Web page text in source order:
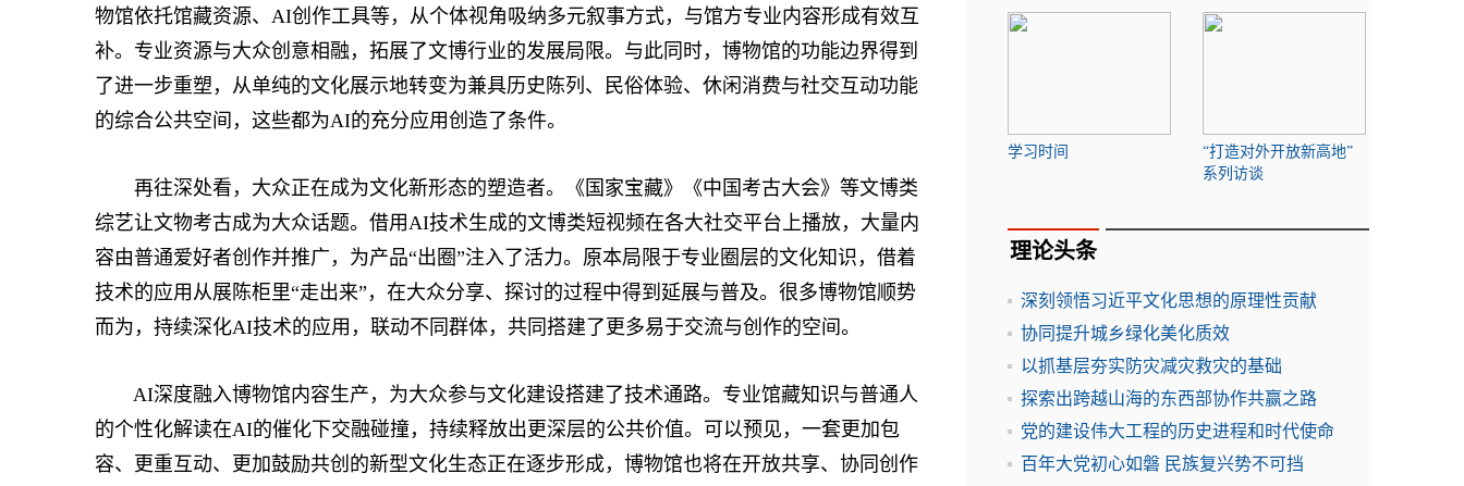
物馆依托馆藏资源、AI创作工具等，从个体视角吸纳多元叙事方式，与馆方专业内容形成有效互
补。专业资源与大众创意相融，拓展了文博行业的发展局限。与此同时，博物馆的功能边界得到
了进一步重塑，从单纯的文化展示地转变为兼具历史陈列、民俗体验、休闲消费与社交互动功能
的综合公共空间，这些都为AI的充分应用创造了条件。
再往深处看，大众正在成为文化新形态的塑造者。《国家宝藏》《中国考古大会》等文博类
综艺让文物考古成为大众话题。借用AI技术生成的文博类短视频在各大社交平台上播放，大量内
容由普通爱好者创作并推广，为产品“出圈”注入了活力。原本局限于专业圈层的文化知识，借着
技术的应用从展陈柜里“走出来”，在大众分享、探讨的过程中得到延展与普及。很多博物馆顺势
而为，持续深化AI技术的应用，联动不同群体，共同搭建了更多易于交流与创作的空间。
AI深度融入博物馆内容生产，为大众参与文化建设搭建了技术通路。专业馆藏知识与普通人
的个性化解读在AI的催化下交融碰撞，持续释放出更深层的公共价值。可以预见，一套更加包
容、更重互动、更加鼓励共创的新型文化生态正在逐步形成，博物馆也将在开放共享、协同创作
学习时间
“打造对外开放新高地”
系列访谈
理论头条
深刻领悟习近平文化思想的原理性贡献
协同提升城乡绿化美化质效
以抓基层夯实防灾减灾救灾的基础
探索出跨越山海的东西部协作共赢之路
党的建设伟大工程的历史进程和时代使命
百年大党初心如磐 民族复兴势不可挡